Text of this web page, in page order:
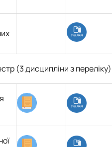
(3 дисципліни з переліку)